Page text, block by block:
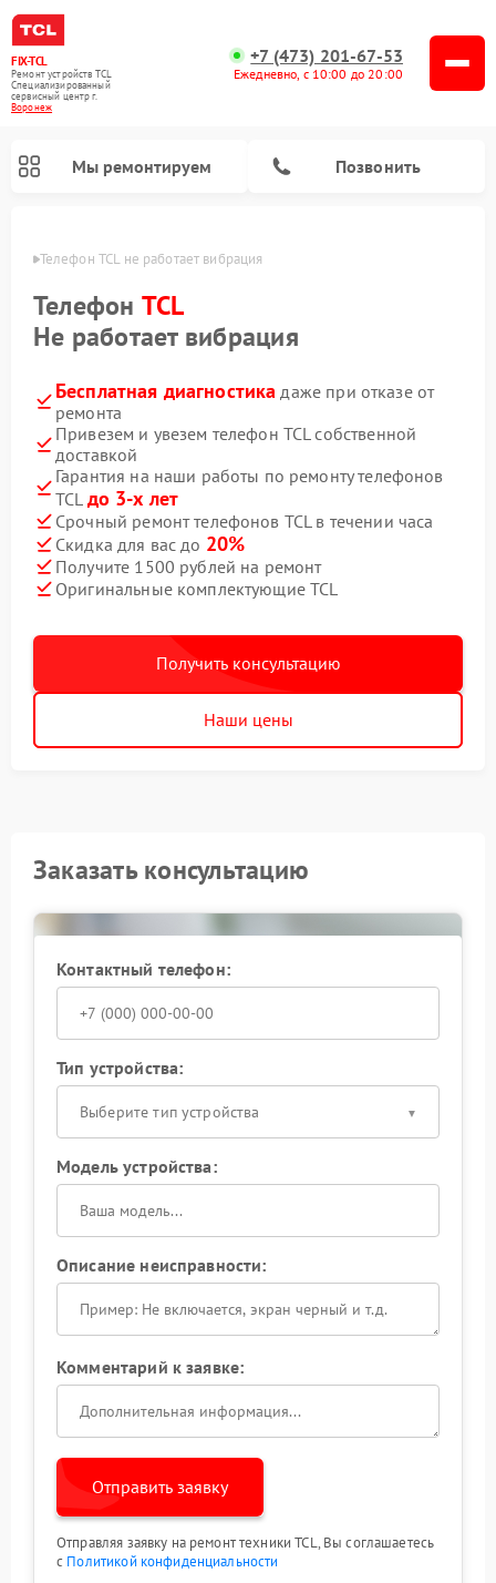
FIX-TCL
Ремонт устройств TCL
Специализированный
cервисный центр г.
Воронеж
+7 (473) 201-67-53
Ежедневно, с 10:00 до 20:00
Мы ремонтируем Позвонить
Телефон TCL не работает вибрация
Телефон TCL
Не работает вибрация
Бесплатная диагностика даже при отказе от
ремонта
Привезем и увезем телефон TCL собственной
доставкой
Гарантия на наши работы по ремонту телефонов
TCL до 3-х лет
Срочный ремонт телефонов TCL в течении часа
Скидка для вас до 20%
Получите 1500 рублей на ремонт
Оригинальные комплектующие TCL
Получить консультацию
Наши цены
Заказать консультацию
Контактный телефон:
Тип устройства:
Выберите тип устройства
Модель устройства:
Описание неисправности:
Комментарий к заявке:
Отправить заявку
Отправляя заявку на ремонт техники TCL, Вы соглашаетесь
с Политикой конфиденциальности